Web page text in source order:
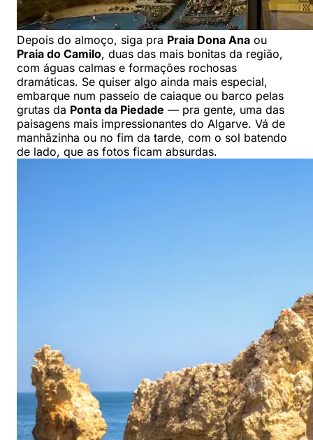
Depois do almoço, siga pra Praia Dona Ana ou
Praia do Camilo, duas das mais bonitas da região,
com águas calmas e formações rochosas
dramáticas. Se quiser algo ainda mais especial,
embarque num passeio de caiaque ou barco pelas
grutas da Ponta da Piedade — pra gente, uma das
paisagens mais impressionantes do Algarve. Vá de
manhãzinha ou no fim da tarde, com o sol batendo
de lado, que as fotos ficam absurdas.